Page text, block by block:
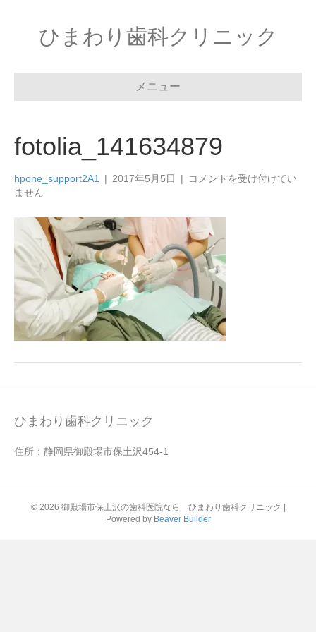
ひまわり歯科クリニック
メニュー
fotolia_141634879
hpone_support2A1 | 2017年5月5日 |
fotolia_141634879
コメントを受け付けてい
ません
ひまわり歯科クリニック
住所：静岡県御殿場市保土沢454-1
© 2026 御殿場市保土沢の歯科医院なら ひまわり歯科クリニック
Powered by Beaver Builder